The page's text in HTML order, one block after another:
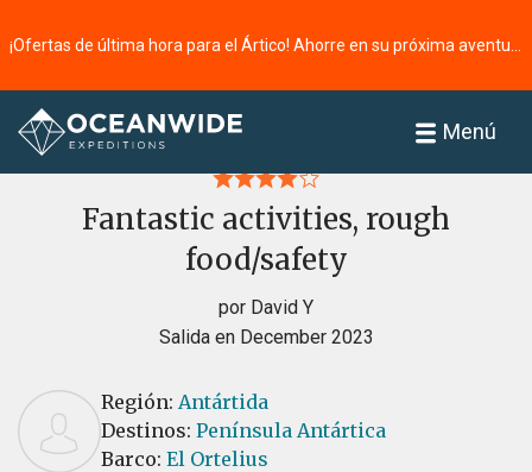
Menú
Página principal
Fantastic activities, rough
food/safety
por David Y
Salida en December 2023
Región: Antártida
Destinos: Península Antártica
Barco: El Ortelius